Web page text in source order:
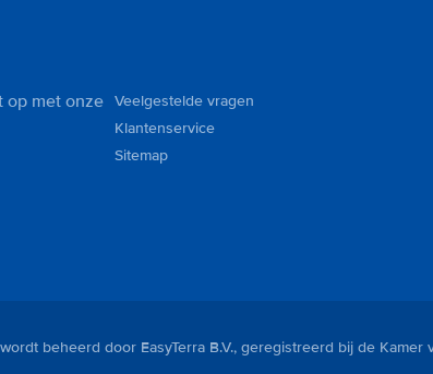
op met onze Veelgestelde vragen
Klantenservice
Sitemap
beheerd door EasyTerra B.V., geregistreerd bij de